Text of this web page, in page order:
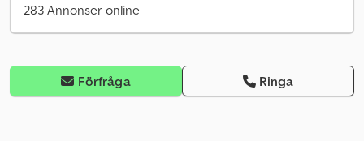
283 Annonser online
Förfråga Ringa